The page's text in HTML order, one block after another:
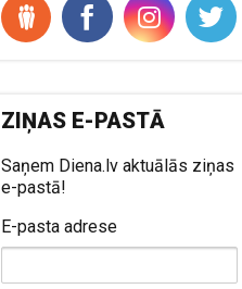
ZIŅAS E-PASTĀ
Saņem Diena.lv aktuālās ziņas
e-pastā!
E-pasta adrese